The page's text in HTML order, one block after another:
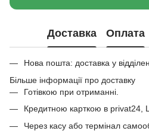
Доставка Оплата
Нова пошта: доставка у
Більше інформації про доставку
Готівкою при отриманні.
Кредитною карткою в privat24,
Через касу або термінал